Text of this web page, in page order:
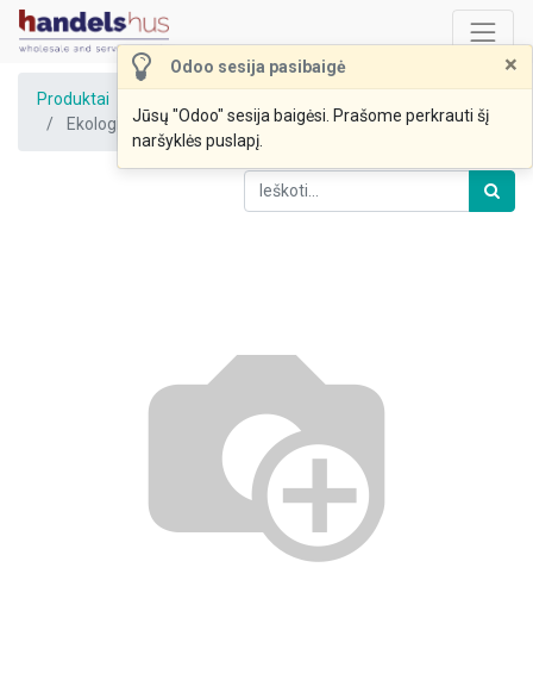
Odoo sesija pasibaigė ×
Jūsų "Odoo" sesija baigėsi. Prašome perkrauti šį
naršyklės puslapį.
Produktai
Ekologiškas varšk.sūr.DOBILAS su vanile 7,5% 80g